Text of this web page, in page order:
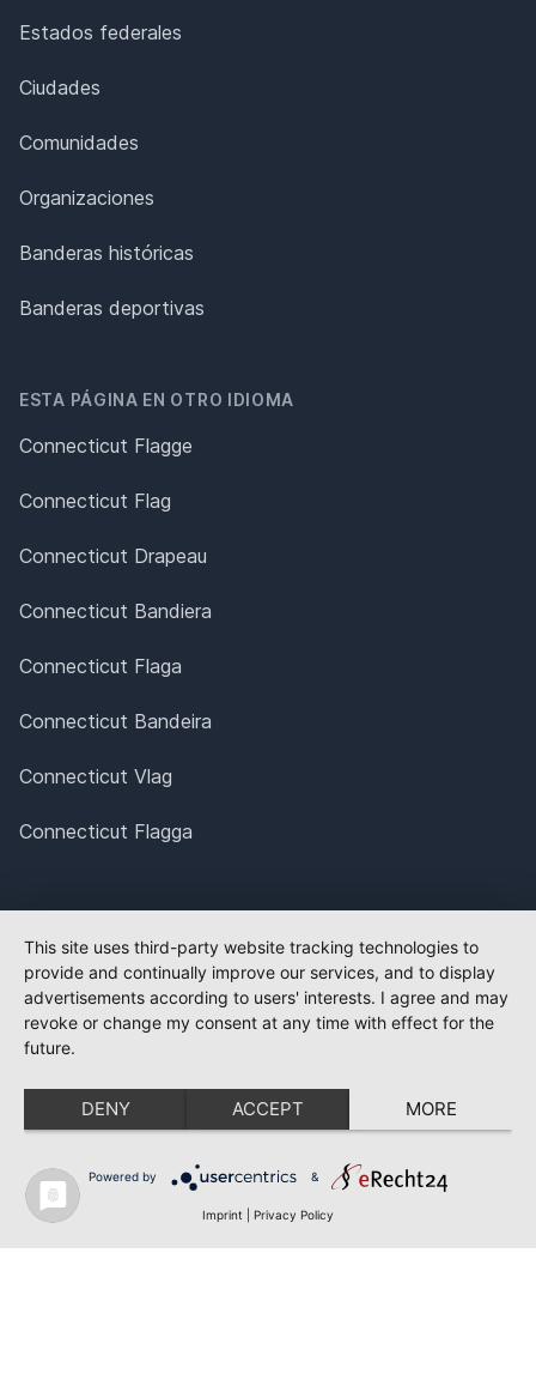
Estados federales
Ciudades
Comunidades
Organizaciones
Banderas históricas
Banderas deportivas
ESTA PÁGINA EN OTRO IDIOMA
Connecticut Flagge
Connecticut Flag
Connecticut Drapeau
Connecticut Bandiera
Connecticut Flaga
Connecticut Bandeira
Connecticut Vlag
Connecticut Flagga
This site uses third-party website tracking technologies to
provide and continually improve our services, and to display
advertisements according to users' interests. I agree and may
revoke or change my consent at any time with effect for the
future.
DENY ACCEPT MORE
Powered by &
Imprint Privacy Policy